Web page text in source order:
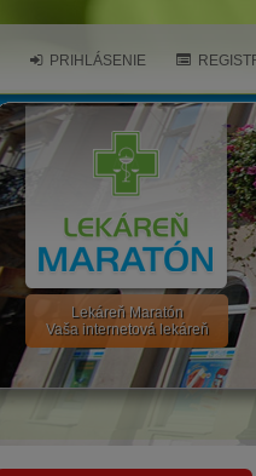
Lekáreň Maratón
Vaša internetová lekáreň
PRIHLÁSENIE